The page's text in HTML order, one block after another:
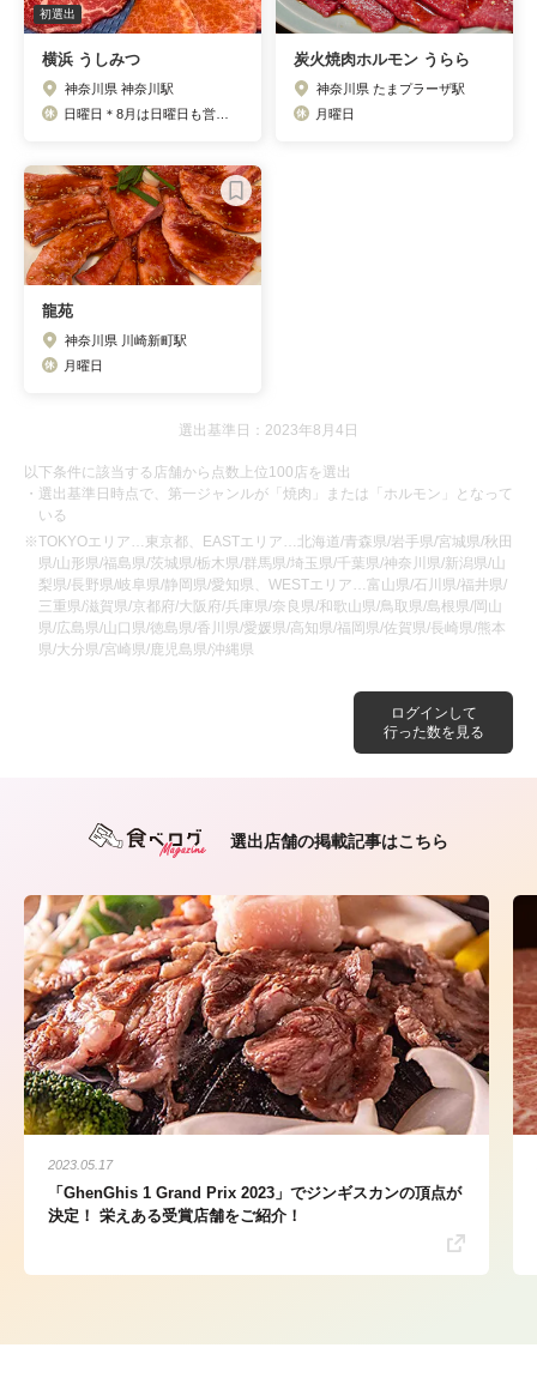
ログインして
行った数を見る
初選出
横浜 うしみつ
神奈川県 神奈川駅
炭火焼肉ホルモン うらら
神奈川県 たまプラーザ駅
月曜日
龍苑
神奈川県 川崎新町駅
月曜日
選出基準日：2023年8月4日
以下条件に該当する店舗から点数上位100店を選出
・選出基準日時点で、第一ジャンルが「焼肉」または「ホルモン」となって
いる
※TOKYOエリア…東京都、EASTエリア…北海道/青森県/岩手県/宮城県/秋田
県/山形県/福島県/茨城県/栃木県/群馬県/埼玉県/千葉県/神奈川県/新潟県/山
梨県/長野県/岐阜県/静岡県/愛知県、WESTエリア…富山県/石川県/福井県/
三重県/滋賀県/京都府/大阪府/兵庫県/奈良県/和歌山県/鳥取県/島根県/岡山
県/広島県/山口県/徳島県/香川県/愛媛県/高知県/福岡県/佐賀県/長崎県/熊本
県/大分県/宮崎県/鹿児島県/沖縄県
選出店舗の掲載記事はこちら
2023.05.17
「GhenGhis 1 Grand Prix 2023」でジンギスカンの頂点が
決定！ 栄えある受賞店舗をご紹介！